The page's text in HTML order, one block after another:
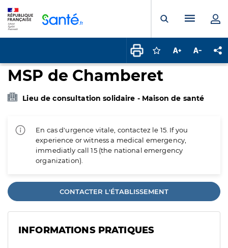
Ouvrir laMenu
Connectez-vous
Augmenter la
MSP de Chamberet
Lieu de consultation solidaire - Maison de santé
En cas d'urgence vitale, contactez le 15. If you
experience or witness a medical emergency,
immediatly call 15 (the national emergency
organization).
CONTACTER L'ÉTABLISSEMENT
INFORMATIONS PRATIQUES